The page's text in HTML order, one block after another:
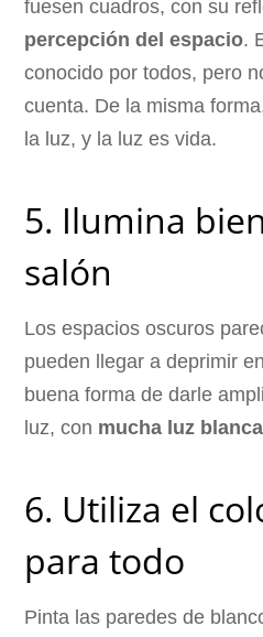
fuesen cuadros, con su
percepción del espacio.
conocido por todos, pero
cuenta. De la misma
la luz, y la luz es vida.
5. Ilumina
salón
Los espacios oscuros
pueden llegar a deprimir
buena forma de darle
luz, con mucha luz
6. Utiliza el
para todo
Pinta las paredes de